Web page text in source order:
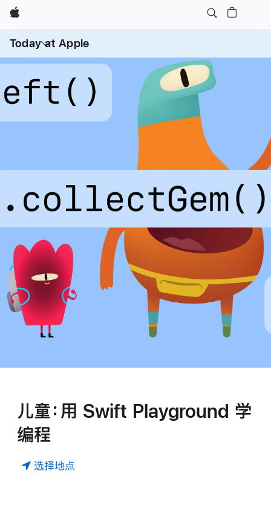
Apple
Today at Apple
单
儿童：用 Swift Playground 学
编程
选择地点